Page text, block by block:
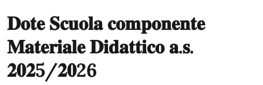
𝐃𝐨𝐭𝐞 𝐒𝐜𝐮𝐨𝐥𝐚 𝐜𝐨𝐦𝐩𝐨𝐧𝐞𝐧𝐭𝐞
𝐌𝐚𝐭𝐞𝐫𝐢𝐚𝐥𝐞 𝐃𝐢𝐝𝐚𝐭𝐭𝐢𝐜𝐨 𝐚.𝐬.
𝟐𝟎𝟐5/𝟐𝟎26